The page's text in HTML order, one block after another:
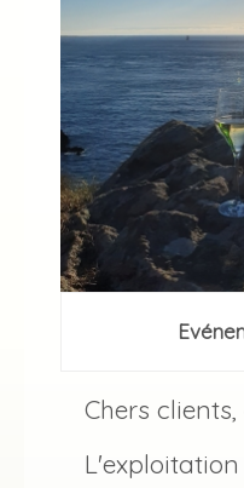
Chers clients,
L'exploitation